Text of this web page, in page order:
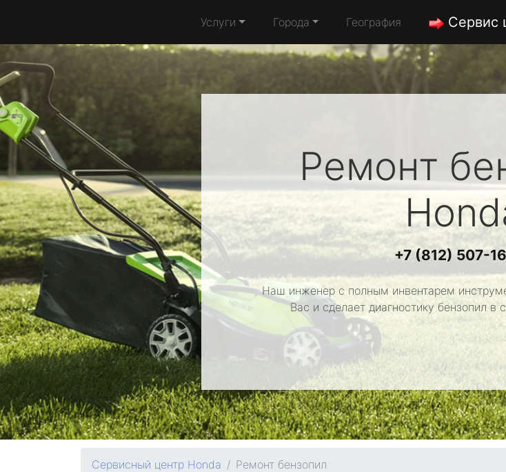
Услуги Города География Сервис
Ремонт
+7 (812) 507-
Наш инженер с полным инвентарем
Вас и сделает диагностику бензопил
Сервисный центр Honda Ремонт бензопил